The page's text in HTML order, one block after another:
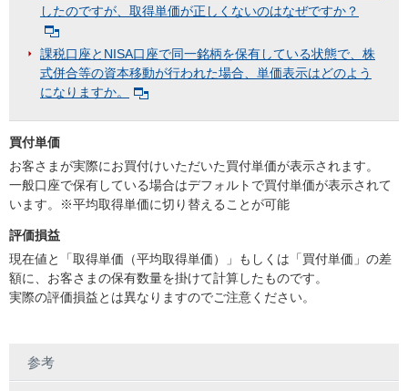
したのですが、取得単価が正しくないのはなぜですか？
課税口座とNISA口座で同一銘柄を保有している状態で、株
式併合等の資本移動が行われた場合、単価表示はどのよう
になりますか。
買付単価
お客さまが実際にお買付けいただいた買付単価が表示されます。
一般口座で保有している場合はデフォルトで買付単価が表示されて
います。※平均取得単価に切り替えることが可能
評価損益
現在値と「取得単価（平均取得単価）」もしくは「買付単価」の差
額に、お客さまの保有数量を掛けて計算したものです。
実際の評価損益とは異なりますのでご注意ください。
参考